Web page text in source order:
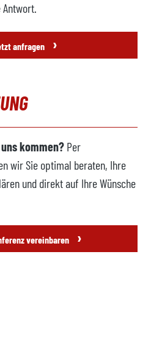
anfragen ›
kommen? Per
wir Sie optimal beraten, Ihre
und direkt auf Ihre Wünsche
vereinbaren ›